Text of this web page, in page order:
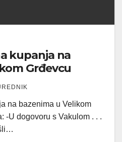
kupanja na
Grđevcu
na bazenima u Velikom
-U dogovoru s Vakulom . . .